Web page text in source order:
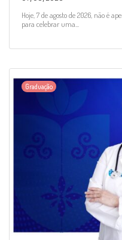
Hoje, 7 de agosto de 2026, não é
para celebrar uma...
Graduação